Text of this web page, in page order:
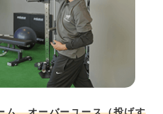
ム、オーバーユース（投げす